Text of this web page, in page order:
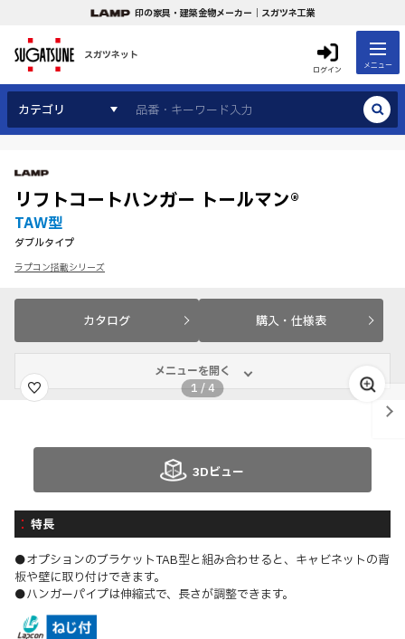
印の家具・建築金物メーカー｜スガツネ工業
スガツネット
ログイン メニュー
カテゴリ
リフトコートハンガー トールマン®
TAW型
ダブルタイプ
ラプコン搭載シリーズ
カタログ 購入・仕様表
メニューを開く
1 /4
3Dビュー
特長
●オプションのブラケットTAB型と組み合わせると、キャビネットの背
板や壁に取り付けできます。
●ハンガーパイプは伸縮式で、長さが調整できます。